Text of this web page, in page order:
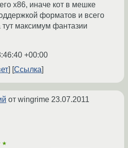
x86, иначе кот в мешке
форматов и всего
тут максимум фантазии
+00:00
Ссылка
от wingrime 23.07.2011